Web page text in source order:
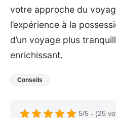
votre approche du
l’expérience à la
d’un voyage plus
enrichissant.
Conseils
5/5 - (25